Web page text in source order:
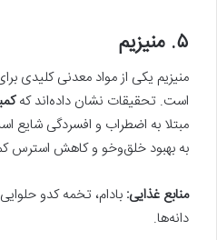
۵. منیزیم
منیزیم یکی از مواد معدنی کلیدی
است. تحقیقات نشان داده‌اند که
مبتلا به اضطراب و افسردگی شایع
به بهبود خلق‌وخو و کاهش استرس
منابع غذایی: بادام، تخمه کدو
دانه‌ها.